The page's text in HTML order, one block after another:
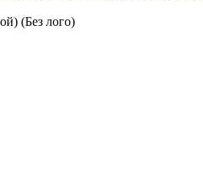
(Без лого)